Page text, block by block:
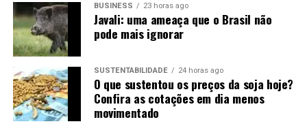
BUSINESS 23 horas ago
Javali: uma ameaça que o Brasil não
pode mais ignorar
SUSTENTABILIDADE 24 horas ago
O que sustentou os preços da soja hoje?
Confira as cotações em dia menos
movimentado